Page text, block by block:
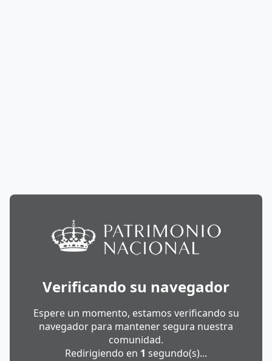
Verificando su navegador
Espere un momento, estamos verificando su
navegador para mantener segura nuestra
comunidad.
Redirigiendo en 1 segundo(s)...